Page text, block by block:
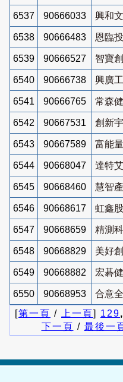
6537 90666033 興和
6538 90666483 恩臨
6539 90666527 智寶
6540 90666738 興廣
6541 90666765 常森
6542 90667531 創新
6543 90667589 富能
6544 90668047 達特
6545 90668460 慧智
6546 90668617 虹鑫
6547 90668659 精測
6548 90668829 美好
6549 90668882 宏碁
6550 90668953
合意
[第一頁 / 上一頁] 129,
下一頁 / 最後一